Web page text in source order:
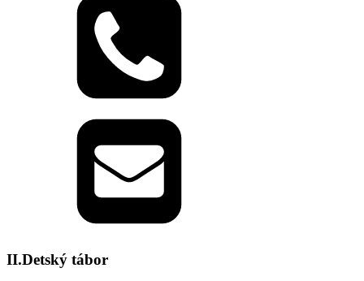
II.Detský tábor